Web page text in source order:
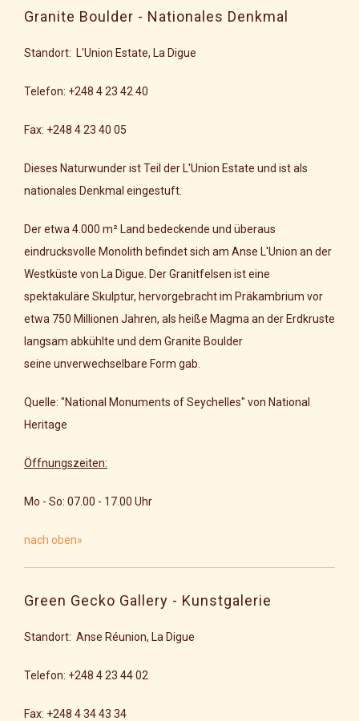
Granite Boulder - Nationales Denkmal
Standort: L'Union Estate, La Digue
Telefon: +248 4 23 42 40
Fax: +248 4 23 40 05
Dieses Naturwunder ist Teil der L'Union Estate und ist als
nationales Denkmal eingestuft.
Der etwa 4.000 m² Land bedeckende und überaus
eindrucksvolle Monolith befindet sich am Anse L'Union an der
Westküste von La Digue. Der Granitfelsen ist eine
spektakuläre Skulptur, hervorgebracht im Präkambrium vor
etwa 750 Millionen Jahren, als heiße Magma an der Erdkruste
langsam abkühlte und dem Granite Boulder
seine unverwechselbare Form gab.
Quelle: "National Monuments of Seychelles" von National
Heritage
Öffnungszeiten:
Mo - So: 07.00 - 17.00 Uhr
nach oben»
Green Gecko Gallery - Kunstgalerie
Standort: Anse Réunion, La Digue
Telefon: +248 4 23 44 02
Fax: +248 4 34 43 34